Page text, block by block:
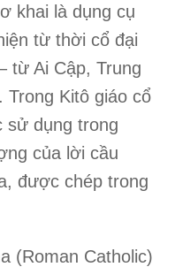
khai là dụng cụ
từ thời cổ đại
từ Ai Cập, Trung
Trong Kitô giáo cổ
sử dụng trong
của lời cầu
, được chép trong
(Roman Catholic)